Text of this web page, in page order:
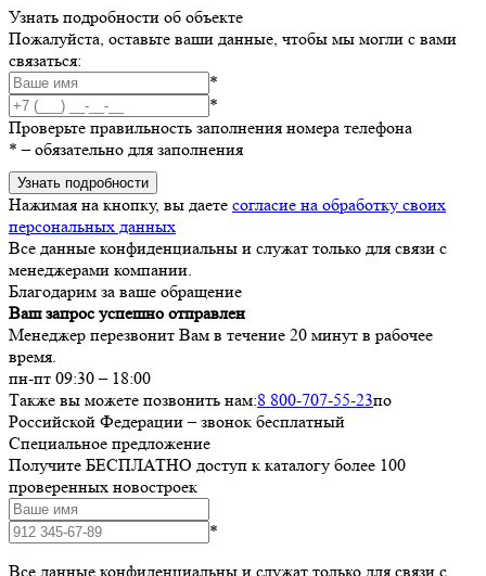
Узнать подробности об объекте
Пожалуйста, оставьте ваши данные, чтобы мы могли с вами
связаться:
*
*
Проверьте правильность заполнения номера телефона
* – обязательно для заполнения
Узнать подробности
Нажимая на кнопку, вы даете согласие на обработку своих
персональных данных
Все данные конфиденциальны и служат только для связи с
менеджерами компании.
Благодарим за ваше обращение
Ваш запрос успешно отправлен
Менеджер перезвонит Вам в течение 20 минут в рабочее
время.
пн-пт 09:30 – 18:00
Также вы можете позвонить нам:8 800-707-55-23по
Российской Федерации – звонок бесплатный
Специальное предложение
Получите БЕСПЛАТНО доступ к каталогу более 100
проверенных новостроек
*
Все данные конфиденциальны и служат только для связи с